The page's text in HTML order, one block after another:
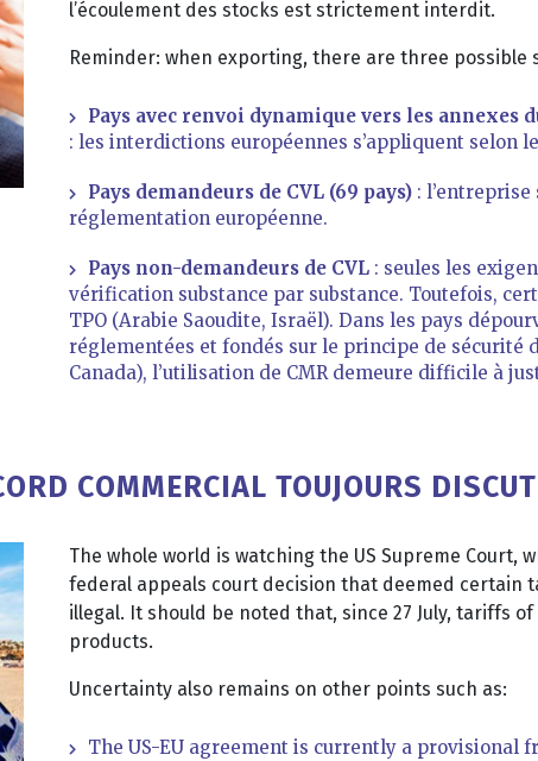
l’écoulement des stocks est strictement interdit.
Reminder: when exporting, there are three
Pays avec renvoi dynamique vers les annexes
: les interdictions européennes s’appliquent selon
Pays demandeurs de CVL (69 pays): l’entreprise
réglementation européenne.
Pays non-demandeurs de CVL : seules les
vérification substance par substance. Toutefois,
TPO (Arabie Saoudite, Israël). Dans les pays
réglementées et fondés sur le principe de sécurité
Canada), l’utilisation de CMR demeure difficile à
COMMERCIAL TOUJOURS
The whole world is watching the US Supreme Court,
federal appeals court decision that deemed certain
illegal. It should be noted that, since 27 July, tariffs
products.
Uncertainty also remains on other points such as:
The US-EU agreement is currently a provisional